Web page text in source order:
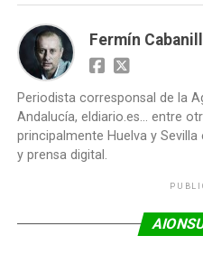
Fermín
Periodista corresponsal de la
Andalucía, eldiario.es... entre
principalmente Huelva y
y prensa digital.